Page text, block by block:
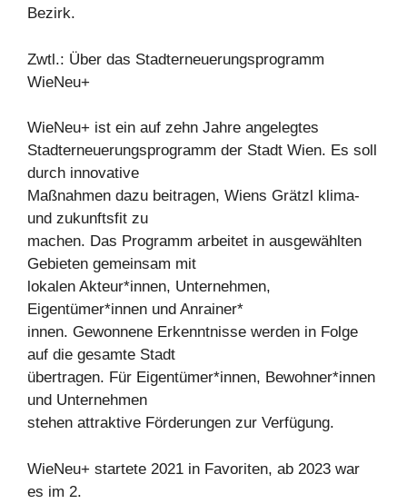
Bezirk.
Zwtl.: Über das Stadterneuerungsprogramm
WieNeu+
WieNeu+ ist ein auf zehn Jahre angelegtes
Stadterneuerungsprogramm der Stadt Wien. Es soll
durch innovative
Maßnahmen dazu beitragen, Wiens Grätzl klima-
und zukunftsfit zu
machen. Das Programm arbeitet in ausgewählten
Gebieten gemeinsam mit
lokalen Akteur*innen, Unternehmen,
Eigentümer*innen und Anrainer*
innen. Gewonnene Erkenntnisse werden in Folge
auf die gesamte Stadt
übertragen. Für Eigentümer*innen, Bewohner*innen
und Unternehmen
stehen attraktive Förderungen zur Verfügung.
WieNeu+ startete 2021 in Favoriten, ab 2023 war
es im 2.